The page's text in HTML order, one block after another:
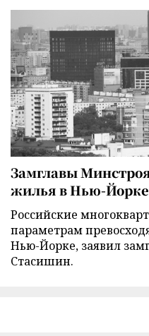
Замглавы
жилья в Нью-Йорке
Российские
параметрам
Нью-Йорке, заявил
Стасишин.